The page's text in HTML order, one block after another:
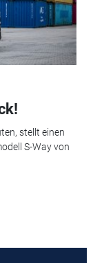
stellt einen
S-Way von